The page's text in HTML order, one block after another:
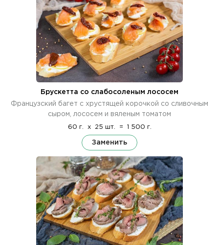
Брускетта со слабосоленым лососем
Французский багет с хрустящей корочкой со сливочным
сыром, лососем и вяленым томатом
60 г. x 25 шт. = 1 500 г.
Заменить